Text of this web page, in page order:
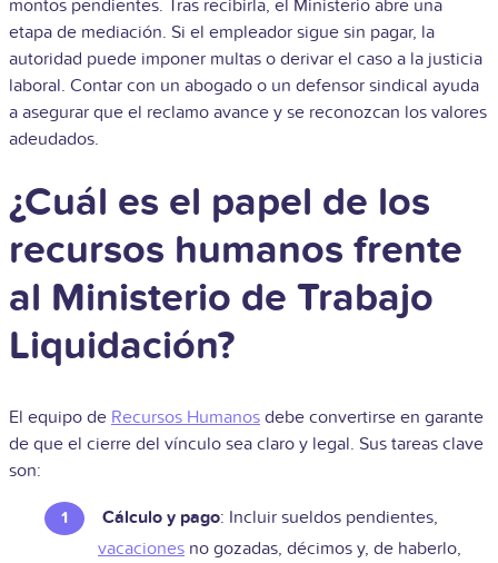
montos pendientes. Tras recibirla, el Ministerio abre una
etapa de mediación. Si el empleador sigue sin pagar, la
autoridad puede imponer multas o derivar el caso a la justicia
laboral. Contar con un abogado o un defensor sindical ayuda
a asegurar que el reclamo avance y se reconozcan los valores
adeudados.
¿Cuál es el papel de los
recursos humanos frente
al Ministerio de Trabajo
Liquidación?
El equipo de Recursos Humanos debe convertirse en garante
de que el cierre del vínculo sea claro y legal. Sus tareas clave
son:
Cálculo y pago: Incluir sueldos pendientes,
vacaciones no gozadas, décimos y, de haberlo,